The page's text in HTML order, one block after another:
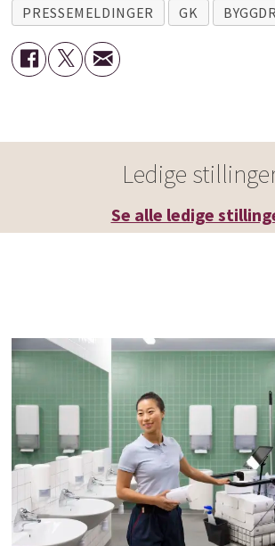
PRESSEMELDINGER GK
Ledige
Se alle ledige